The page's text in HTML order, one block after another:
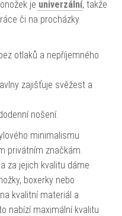
je univerzální, takže
či na procházky.
otlaků a nepříjemného
zajišťuje svěžest a
nošení.
minimalismu
privátním značkám.
za jejich kvalitu dáme
boxerky nebo
kvalitní materiál a
nabízí maximální kvalitu